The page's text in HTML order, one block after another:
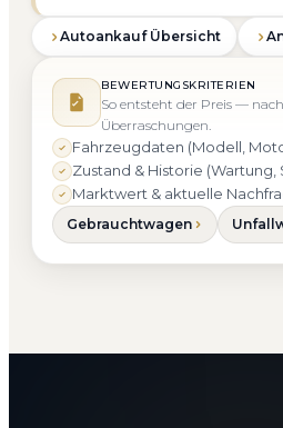
Autoankauf Übersicht
BEWERTUNGSKRITERIEN
So entsteht der Preis —
Überraschungen.
Fahrzeugdaten (Modell,
Zustand & Historie (Wartung,
Marktwert & aktuelle
Gebrauchtwagen